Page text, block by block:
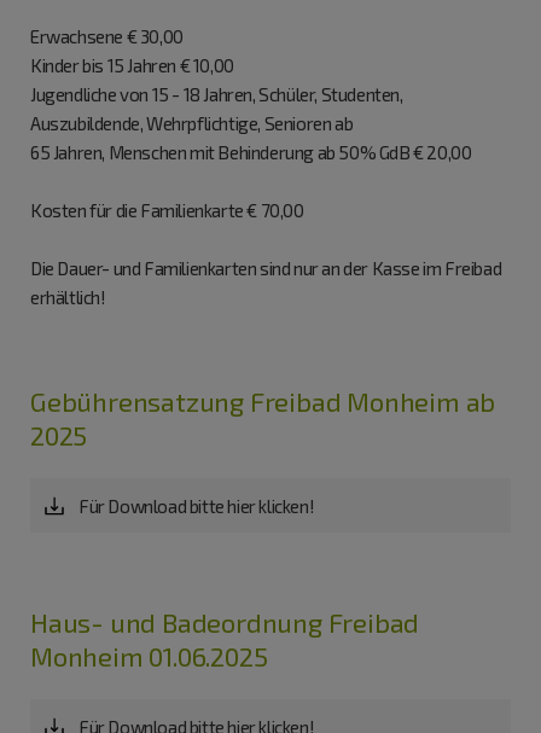
Erwachsene € 30,00
Kinder bis 15 Jahren € 10,00
Jugendliche von 15 - 18 Jahren, Schüler, Studenten,
Auszubildende, Wehrpflichtige, Senioren ab
65 Jahren, Menschen mit Behinderung ab 50% GdB € 20,00
Kosten für die Familienkarte € 70,00
Die Dauer- und Familienkarten sind nur an der Kasse im Freibad
erhältlich!
Gebührensatzung Freibad Monheim ab
2025
Für Download bitte hier klicken!
Haus- und Badeordnung Freibad
Monheim 01.06.2025
Für Download bitte hier klicken!